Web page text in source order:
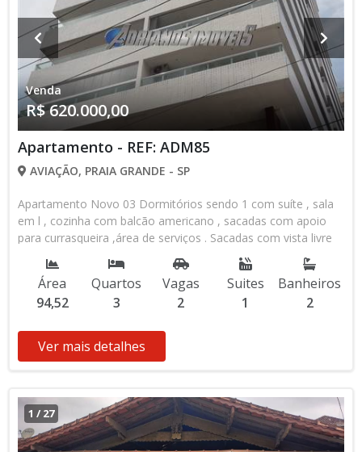
Venda
R$ 620.000,00
Apartamento - REF: ADM85
AVIAÇÃO, PRAIA GRANDE - SP
Apartamento Novo 03 Dormitórios sendo 1 com suíte , sala
em l , cozinha com balcão americano , sacadas com apoio
para currasqueira ,área de serviços . Sacadas com vista livre
para o Mar. Prédio com elevadores . Salões de jogos e festas
, espaço kids. Piscina ,espaço grill. Prédio Novo . Apto Pronto
para Morar.
Área
94,52
Quartos
3
Vagas
2
Suites
1
Banheiros
2
Ver mais detalhes
1 / 27